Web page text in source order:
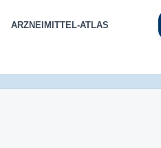
ARZNEIMITTEL-ATLAS